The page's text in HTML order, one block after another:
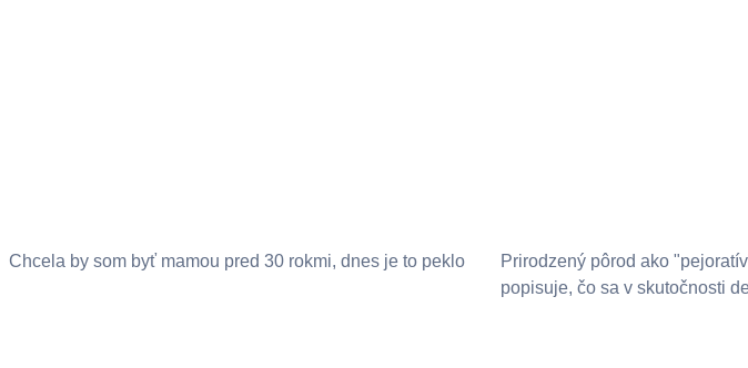
Chcela by som byť mamou pred 30 rokmi, dnes je to peklo
Prirodzený pôrod ako
popisuje, čo sa v skutočnosti